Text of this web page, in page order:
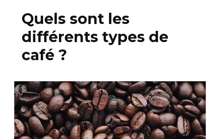
Quels sont les
différents types de
café ?